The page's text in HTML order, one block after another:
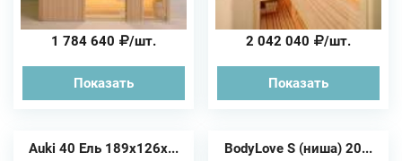
1 784 640 /шт.
Показать
2 042 040 /шт.
Показать
Auki 40 Ель 189x126x... BodyLove S (ниша) 20...